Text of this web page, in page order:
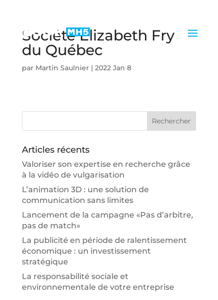
Société Elizabeth Fry
du Québec
par Martin Saulnier| 2022 Jan 8
Articles récents
Valoriser son expertise en recherche grâce
à la vidéo de vulgarisation
L’animation 3D : une solution de
communication sans limites
Lancement de la campagne «Pas d’arbitre,
pas de match»
La publicité en période de ralentissement
économique : un investissement
stratégique
La responsabilité sociale et
environnementale de votre entreprise